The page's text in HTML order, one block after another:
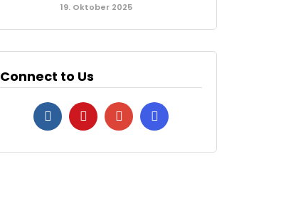
19. Oktober 2025
Connect to Us